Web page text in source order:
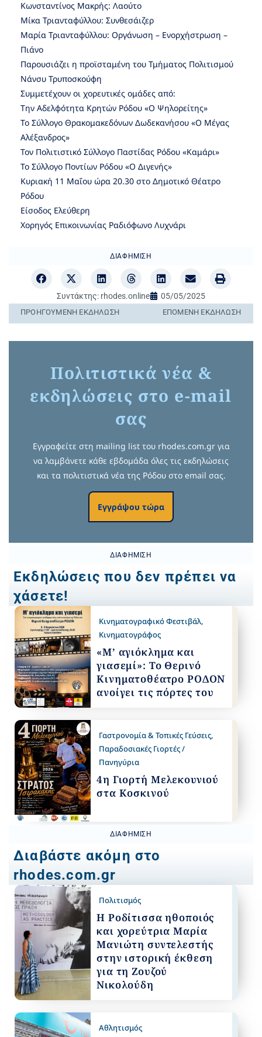
Κωνσταντίνος Μακρής: Λαούτο
Μίκα Τριανταφύλλου: Συνθεσάιζερ
Μαρία Τριανταφύλλου: Οργάνωση – Ενορχήστρωση –
Πιάνο
Παρουσιάζει η προϊσταμένη του Τμήματος Πολιτισμού
Νάνσυ Τρυποσκούφη
Συμμετέχουν οι χορευτικές ομάδες από:
Την Αδελφότητα Κρητών Ρόδου «Ο Ψηλορείτης»
Το Σύλλογο Θρακομακεδόνων Δωδεκανήσου «Ο Μέγας
Αλέξανδρος»
Τον Πολιτιστικό Σύλλογο Παστίδας Ρόδου «Καμάρι»
Το Σύλλογο Ποντίων Ρόδου «Ο Διγενής»
Κυριακή 11 Μαΐου ώρα 20.30 στο Δημοτικό Θέατρο
Ρόδου
Είσοδος Ελεύθερη
Χορηγός Επικοινωνίας Ραδιόφωνο Λυχνάρι
ΔΙΑΦΉΜΙΣΗ
Συντάκτης: rhodes.online 05/05/2025
ΠΡΟΗΓΟΎΜΕΝΗ ΕΚΔΉΛΩΣΗ ΕΠΌΜΕΝΗ ΕΚΔΉΛΩΣΗ
Πολιτιστικά νέα &
εκδηλώσεις στο e-mail
σας
Εγγραφείτε στη mailing list του rhodes.com.gr για
να λαμβάνετε κάθε εβδομάδα όλες τις εκδηλώσεις
και τα πολιτιστικά νέα της Ρόδου στο email σας.
Εγγράψου τώρα
ΔΙΑΦΉΜΙΣΗ
Εκδηλώσεις που δεν πρέπει να
χάσετε!
Κινηματογραφικό Φεστιβάλ,
Κινηματογράφος
«Μ’ αγιόκλημα και
γιασεμί»: Το Θερινό
Κινηματοθέατρο ΡΟΔΟΝ
ανοίγει τις πόρτες του
Γαστρονομία & Τοπικές Γεύσεις,
Παραδοσιακές Γιορτές /
Πανηγύρια
4η Γιορτή Μελεκουνιού
στα Κοσκινού
ΔΙΑΦΉΜΙΣΗ
Διαβάστε ακόμη στο
rhodes.com.gr
Πολιτισμός
Η Ροδίτισσα ηθοποιός
και χορεύτρια Μαρία
Μανιώτη συντελεστής
στην ιστορική έκθεση
για τη Ζουζού
Νικολούδη
Αθλητισμός